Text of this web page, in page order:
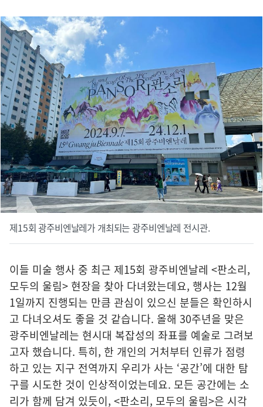
제15회 광주비엔날레가 개최되는 광주비엔날레 전시관.
이들 미술 행사 중 최근 제15회 광주비엔날레 <판소리,
모두의 울림> 현장을 찾아 다녀왔는데요, 행사는 12월
1일까지 진행되는 만큼 관심이 있으신 분들은 확인하시
고 다녀오셔도 좋을 것 같습니다. 올해 30주년을 맞은
광주비엔날레는 현시대 복잡성의 좌표를 예술로 그려보
고자 했습니다. 특히, 한 개인의 거처부터 인류가 점령
하고 있는 지구 전역까지 우리가 사는 ‘공간’에 대한 탐
구를 시도한 것이 인상적이었는데요. 모든 공간에는 소
리가 함께 담겨 있듯이, <판소리, 모두의 울림>은 시각